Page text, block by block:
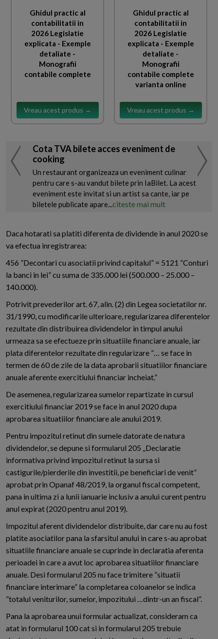
Ghidul practic al
contabilitatii in
2026 Legislatie
explicata - Exemple
detaliate -
Monografii
contabile complete
Vreau acest produs →
Ghidul practic al
contabilitatii in
2026 Legislatie
explicata - Exemple
detaliate -
Monografii
contabile complete
varianta online
Vreau acest produs →
Cota TVA bilete acces eveniment de
cooking
Un restaurant organizeaza un eveniment culinar
pentru care s-au vandut bilete prin IaBilet. La acest
eveniment este invitat si un artist sa cante, iar pe
biletele publicate apare...citeste mai mult
Daca hotarati sa platiti diferenta de dividende in anul 2020 se
va efectua inregistrarea:
456 ”Decontari cu asociatii privind capitalul” = 5121 ”Conturi
la banci in lei” cu suma de 335.000 lei (500.000 – 25.000 –
140.000).
Potrivit prevederilor art. 67, alin. (2) din Legea societatilor nr.
31/1990, cu modificarile ulterioare, regularizarea diferentelor
rezultate din distribuirea dividendelor in timpul anului
urmeaza sa se efectueze prin situatiile financiare anuale, iar
plata diferentelor rezultate din regularizare ”… se face in
termen de 60 de zile de la data aprobarii situatiilor financiare
anuale aferente exercitiului financiar incheiat.”
De asemenea, regularizarea sumelor repartizate in cursul
exercitiului financiar 2019 se face in anul 2020 dupa
aprobarea situatiilor financiare ale anului 2019.
Pentru impozitul retinut din sumele datorate de natura
dividendelor, se depune si formularul 205 „Declaratie
informativa privind impozitul retinut la sursa si
castigurile/pierderile din investitii, pe beneficiari de venit”
aprobat prin Opanaf 48/2019, la organul fiscal competent,
pana in ultima zi a lunii ianuarie inclusiv a anului curent pentru
anul expirat (2020 pentru anul 2019).
Impozitul aferent dividendelor distribuite, dar care nu au fost
platite asociatilor pana la sfarsitul anului in care s-au aprobat
situatiile financiare anuale se cuprinde in declaratia aferenta
perioadei in care a avut loc aprobarea situatiilor financiare
anuale. Desi formularul 205 nu face trimitere ”situatii
financiare interimare” la completarea coloanelor se indica
”totalul veniturilor, sumelor, impozitului …dintr-un an fiscal”.
Pana la aprobarea unui formular actualizat, consideram ca
atat in formularul 100 cat si in formularul 205 trebuie